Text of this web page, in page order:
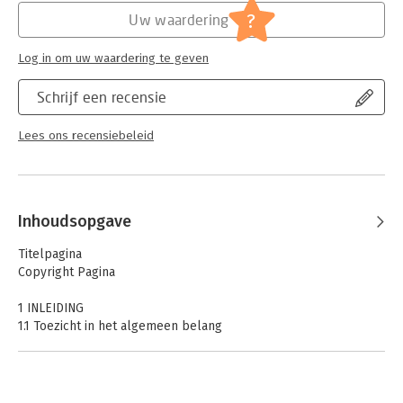
Burgerlijk recht overige
Serie:
Recht en Praktijk - Contracten en
Schrijf een recensie
Lees ons recensiebeleid
Uw waardering ?
Log in om uw waardering te geven
Inhoudsopgave
Titelpagina
Copyright Pagina
1 INLEIDING
1.1 Toezicht in het algemeen belang